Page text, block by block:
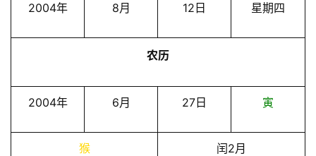
2004年 8月 12日 星期四
农历
2004年 6月 27日 寅
猴 闰2月